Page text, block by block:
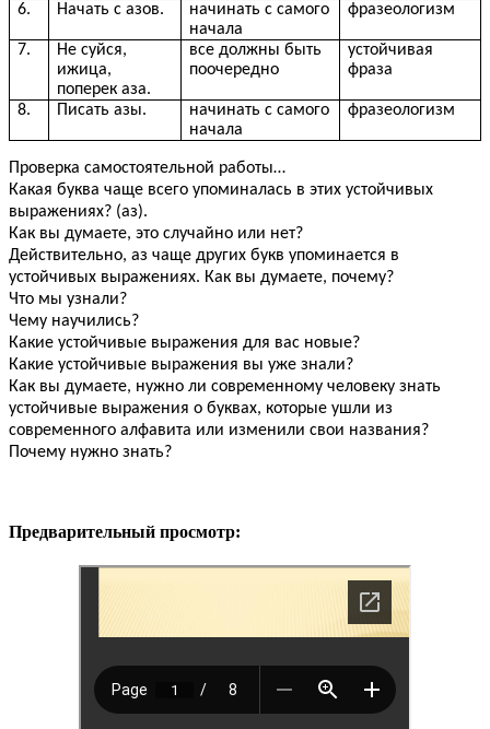
6. Начать с азов.
начинать с самого
начала
фразеологизм
7.
Не суйся,
ижица,
поперек аза.
все должны быть
поочередно
устойчивая
фраза
8. Писать азы.
начинать с самого
начала
фразеологизм
Проверка самостоятельной работы…
Какая буква чаще всего упоминалась в этих устойчивых
выражениях? (аз).
Как вы думаете, это случайно или нет?
Действительно, аз чаще других букв упоминается в
устойчивых выражениях. Как вы думаете, почему?
Что мы узнали?
Чему научились?
Какие устойчивые выражения для вас новые?
Какие устойчивые выражения вы уже знали?
Как вы думаете, нужно ли современному человеку знать
устойчивые выражения о буквах, которые ушли из
современного алфавита или изменили свои названия?
Почему нужно знать?
Предварительный просмотр: